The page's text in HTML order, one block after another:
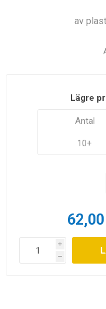
av
Lägre
Antal
10+
i
h